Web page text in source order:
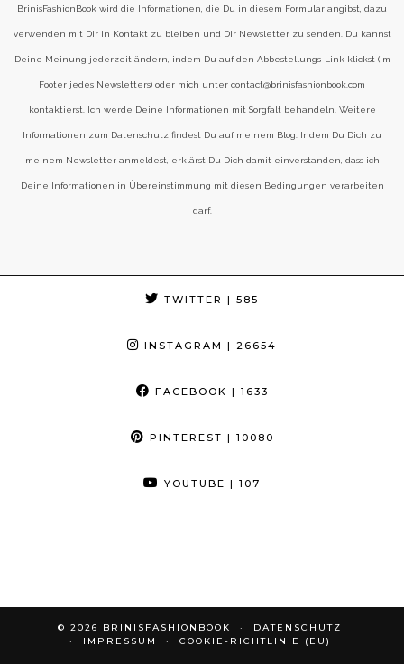
BrinisFashionBook wird die Informationen, die Du in diesem Formular angibst, dazu
verwenden mit Dir in Kontakt zu bleiben und Dir Newsletter zu senden. Du kannst
Deine Meinung jederzeit ändern, indem Du auf den Abbestellungs-Link klickst (im
Footer jedes Newsletters) oder mich unter contact@brinisfashionbook.com
kontaktierst. Ich werde Deine Informationen mit Sorgfalt behandeln. Weitere
Informationen zum Datenschutz findest Du auf meinem Blog. Indem Du Dich zu
meinem Newsletter anmeldest, erklärst Du Dich damit einverstanden, dass ich
Deine Informationen in Übereinstimmung mit diesen Bedingungen verarbeiten
darf.
TWITTER | 585
INSTAGRAM | 26654
FACEBOOK | 1633
PINTEREST | 10080
YOUTUBE | 107
© 2026 BRINISFASHIONBOOK
DATENSCHUTZ
IMPRESSUM
COOKIE-RICHTLINIE (EU)